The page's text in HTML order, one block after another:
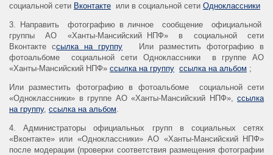
социальной сети Вконтакте или в социальной сети Одноклассники
3. Направить фотографию в личное сообщение официальной
группы АО «Ханты-Мансийский НПФ» в социальной сети
Вконтакте ссылка на группу Или разместить фотографию в
фотоальбоме социальной сети Одноклассники в группе АО
«Ханты-Мансийский НПФ» ссылка на группу ссылка на альбом ;
Или разместить фотографию в фотоальбоме социальной сети
«Одноклассники» в группе АО «Ханты-Мансийский НПФ», ссылка
на группу, ссылка на альбом
4. Администраторы официальных групп в социальных сетях
«Вконтакте» или «Одноклассники» АО «Ханты-Мансийский НПФ»
после модерации (проверки соответствия размещения фотографии